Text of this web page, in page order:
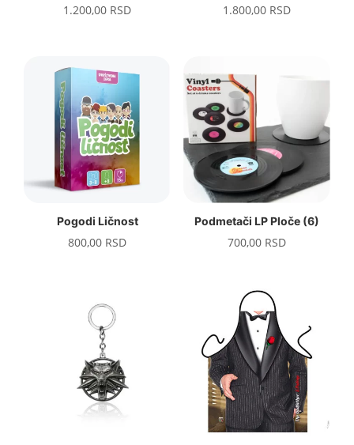
1.200,00 RSD 1.800,00 RSD
Pogodi Ličnost
800,00 RSD
Podmetači LP Ploče (6)
700,00 RSD